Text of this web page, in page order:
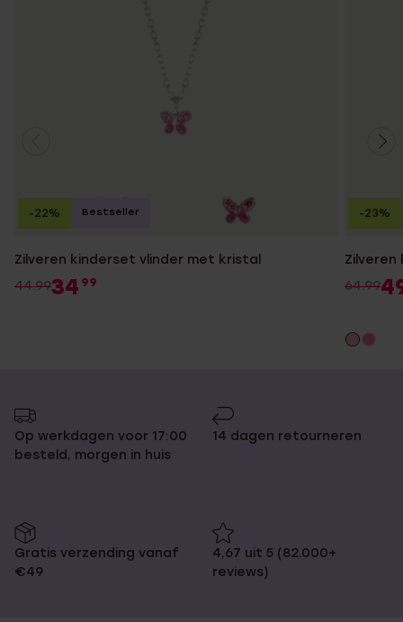
Zilveren kinderset vlinder met kristal
44.9934 99
-22% Bestseller
64.99
-23%
Op werkdagen voor 17:00
besteld, morgen in huis
14 dagen retourneren
Gratis verzending vanaf
€49
4,67 uit 5 (82.000+
reviews)